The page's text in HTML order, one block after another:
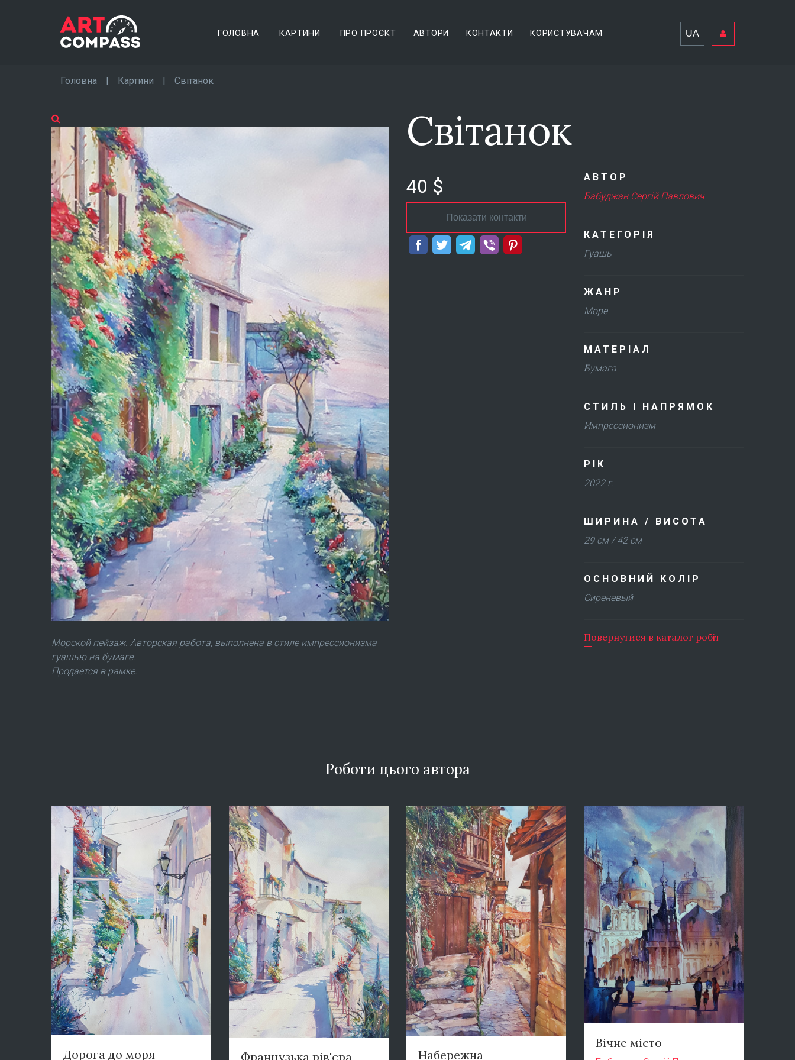
ГОЛОВНА КАРТИНИ ПРО ПРОЄКТ АВТОРИ КОНТАКТИ КОРИСТУВАЧАМ UA
Головна Картини Світанок
Морской пейзаж. Авторская работа, выполнена в стиле импрессионизма
гуашью на бумаге.
Продается в рамке.
Світанок
40 $
Показати контакти
АВТОР
Бабуджан Сергій Павлович
КАТЕГОРІЯ
Гуашь
ЖАНР
Море
МАТЕРІАЛ
Бумага
СТИЛЬ І НАПРЯМОК
Импрессионизм
РІК
2022 г.
ШИРИНА / ВИСОТА
29 см / 42 см
ОСНОВНИЙ КОЛІР
Сиреневый
Повернутися в каталог робіт
Роботи цього автора
Дорога до моря Французька рів'єра Набережна
Вічне місто